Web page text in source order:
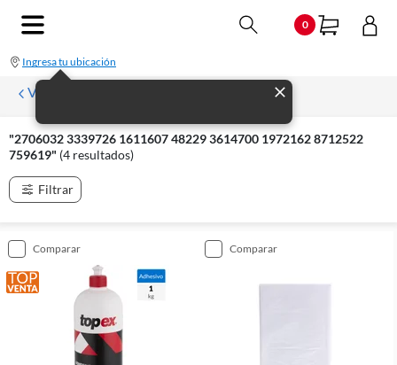
0
Ingresa tu ubicación
Volver
"2706032 3339726 1611607 48229 3614700 1972162 8712522
759619" (4 resultados)
Filtrar
comparar comparar